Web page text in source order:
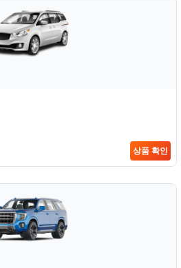
상품 확인